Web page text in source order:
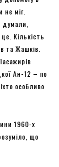
міг.
Кількість
та Жашків.
Ан-12 – по
особливо
1960-х
що